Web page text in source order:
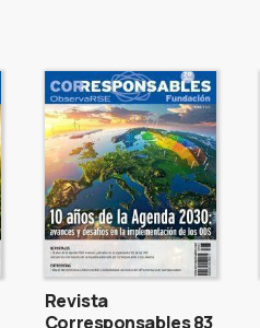
Revista
Corresponsables 83